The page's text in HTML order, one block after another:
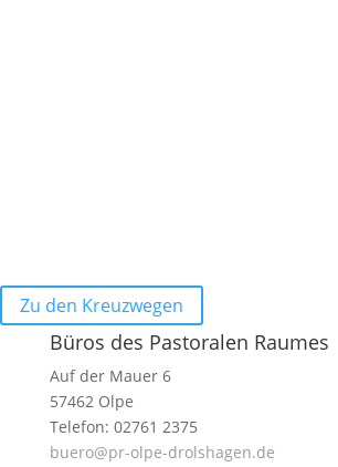
Zu den Kreuzwegen
Büros des Pastoralen Raumes
Auf der Mauer 6
57462 Olpe
Telefon: 02761 2375
buero@pr-olpe-drolshagen.de